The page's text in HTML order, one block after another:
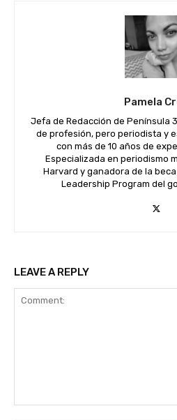
Pamela
Jefa de Redacción de Península
de profesión, pero periodista y
con más de 10 años de
Especializada en periodismo
Harvard y ganadora de la
Leadership Program del
LEAVE A REPLY